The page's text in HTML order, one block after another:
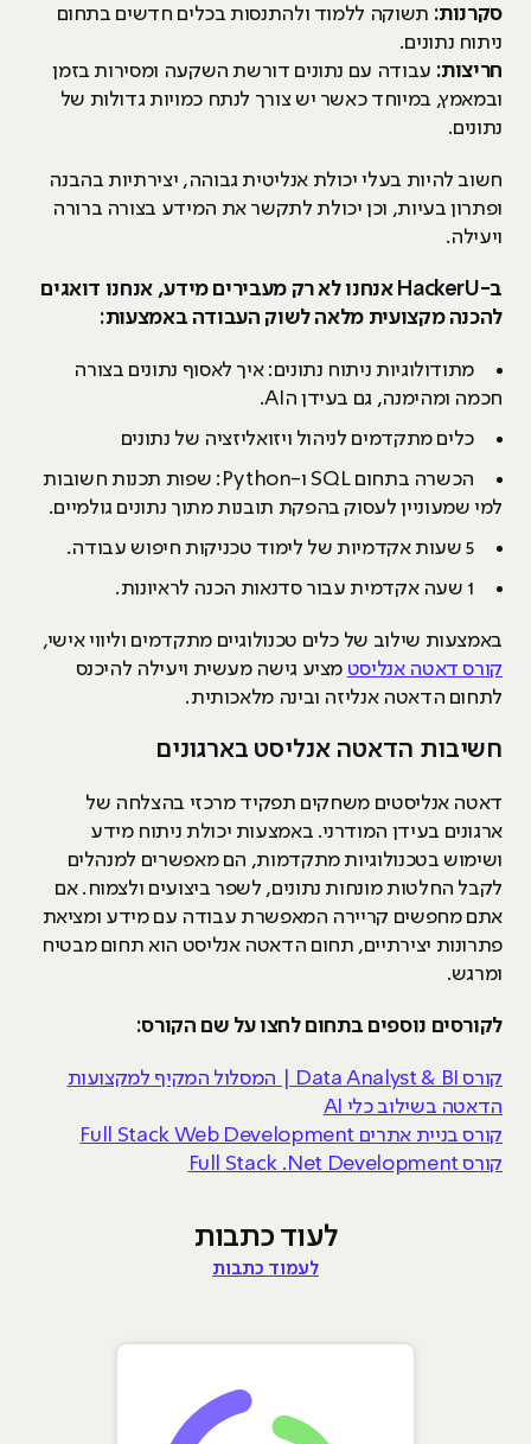
סקרנות: תשוקה ללמוד ולהתנסות בכלים חדשים בתחום
ניתוח נתונים.
חריצות: עבודה עם נתונים דורשת השקעה ומסירות בזמן
ובמאמץ, במיוחד כאשר יש צורך לנתח כמויות גדולות של
נתונים.
חשוב להיות בעלי יכולת אנליטית גבוהה, יצירתיות בהבנה
ופתרון בעיות, וכן יכולת לתקשר את המידע בצורה ברורה
ויעילה.
ב-HackerU אנחנו לא רק מעבירים מידע, אנחנו דואגים
להכנה מקצועית מלאה לשוק העבודה באמצעות:
מתודולוגיות ניתוח נתונים: איך לאסוף נתונים בצורה
חכמה ומהימנה, גם בעידן הAI.
כלים מתקדמים לניהול ויזואליזציה של נתונים
הכשרה בתחום SQL ו-Python: שפות תכנות חשובות
למי שמעוניין לעסוק בהפקת תובנות מתוך נתונים גולמיים.
5 שעות אקדמיות של לימוד טכניקות חיפוש עבודה.
1 שעה אקדמית עבור סדנאות הכנה לראיונות.
באמצעות שילוב של כלים טכנולוגיים מתקדמים וליווי אישי,
קורס דאטה אנליסט מציע גישה מעשית ויעילה להיכנס
לתחום הדאטה אנליזה ובינה מלאכותית.
חשיבות הדאטה אנליסט בארגונים
דאטה אנליסטים משחקים תפקיד מרכזי בהצלחה של
ארגונים בעידן המודרני. באמצעות יכולת ניתוח מידע
ושימוש בטכנולוגיות מתקדמות, הם מאפשרים למנהלים
לקבל החלטות מונחות נתונים, לשפר ביצועים ולצמוח. אם
אתם מחפשים קריירה המאפשרת עבודה עם מידע ומציאת
פתרונות יצירתיים, תחום הדאטה אנליסט הוא תחום מבטיח
ומרגש.
לקורסים נוספים בתחום לחצו על שם הקורס:
קורס Data Analyst & BI | המסלול המקיף למקצועות
הדאטה בשילוב כלי AI
קורס בניית אתרים Full Stack Web Development
קורס Full Stack .Net Development
לעוד כתבות
לעמוד כתבות